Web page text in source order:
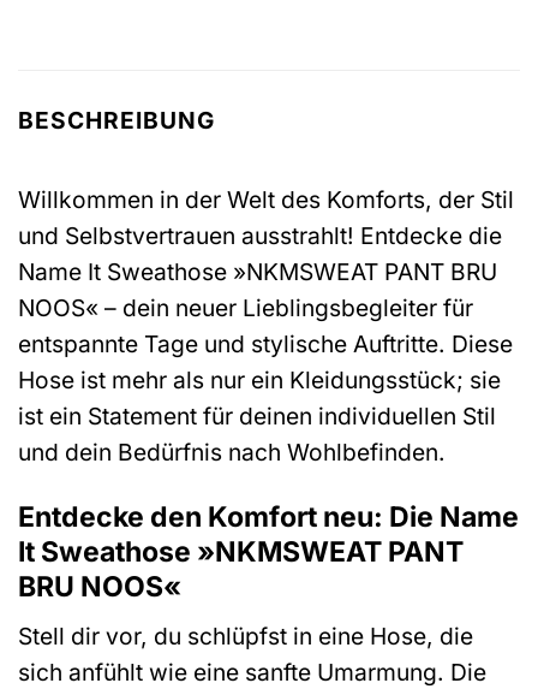
BESCHREIBUNG
Willkommen in der Welt des Komforts, der Stil
und Selbstvertrauen ausstrahlt! Entdecke die
Name It Sweathose »NKMSWEAT PANT BRU
NOOS« – dein neuer Lieblingsbegleiter für
entspannte Tage und stylische Auftritte. Diese
Hose ist mehr als nur ein Kleidungsstück; sie
ist ein Statement für deinen individuellen Stil
und dein Bedürfnis nach Wohlbefinden.
Entdecke den Komfort neu: Die Name
It Sweathose »NKMSWEAT PANT
BRU NOOS«
Stell dir vor, du schlüpfst in eine Hose, die
sich anfühlt wie eine sanfte Umarmung. Die